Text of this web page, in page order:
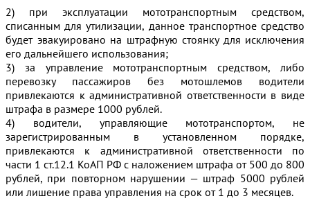
2) при эксплуатации мототранспортным средством,
списанным для утилизации, данное транспортное средство
будет эвакуировано на штрафную стоянку для исключения
его дальнейшего использования;
3) за управление мототранспортным средством, либо
перевозку пассажиров без мотошлемов водители
привлекаются к административной ответственности в виде
штрафа в размере 1000 рублей.
4) водители, управляющие мототранспортом, не
зарегистрированным в установленном порядке,
привлекаются к административной ответственности по
части 1 ст.12.1 КоАП РФ с наложением штрафа от 500 до 800
рублей, при повторном нарушении — штраф 5000 рублей
или лишение права управления на срок от 1 до 3 месяцев.